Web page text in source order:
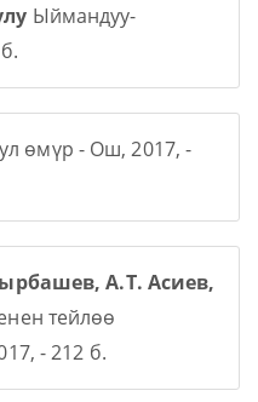
Ыймандуу-
өмүр - Ош, 2017, -
А.Т. Асиев,
тейлөө
- 212 б.